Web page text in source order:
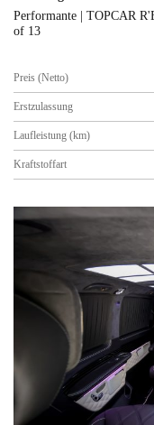
Performante | TOPCAR
of 13
Preis (Netto)
Erstzulassung
Laufleistung (km)
Kraftstoffart